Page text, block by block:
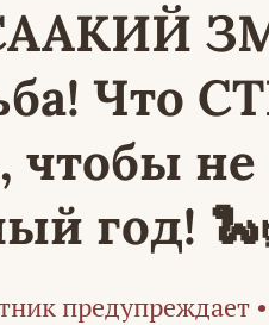
Что
чтобы
год!
предупреждает •